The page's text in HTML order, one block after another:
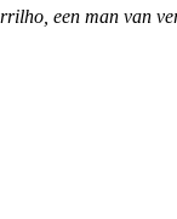
een man van